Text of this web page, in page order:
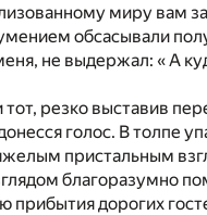
миру вам
обсасывали
не выдержал: « А
резко выставив
голос. В толпе
пристальным
благоразумно
прибытия дорогих